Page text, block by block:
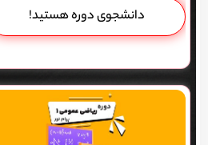
دانشجوی دوره هستید!